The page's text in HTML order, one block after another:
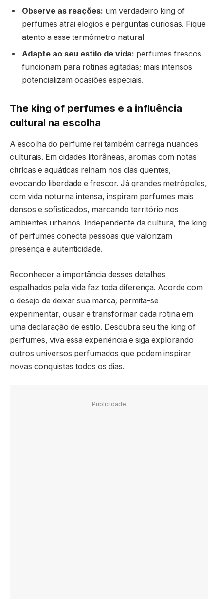
Observe as reações: um verdadeiro king of
perfumes atrai elogios e perguntas curiosas. Fique
atento a esse termômetro natural.
Adapte ao seu estilo de vida: perfumes frescos
funcionam para rotinas agitadas; mais intensos
potencializam ocasiões especiais.
The king of perfumes e a influência
cultural na escolha
A escolha do perfume rei também carrega nuances
culturais. Em cidades litorâneas, aromas com notas
cítricas e aquáticas reinam nos dias quentes,
evocando liberdade e frescor. Já grandes metrópoles,
com vida noturna intensa, inspiram perfumes mais
densos e sofisticados, marcando território nos
ambientes urbanos. Independente da cultura, the king
of perfumes conecta pessoas que valorizam
presença e autenticidade.
Reconhecer a importância desses detalhes
espalhados pela vida faz toda diferença. Acorde com
o desejo de deixar sua marca; permita-se
experimentar, ousar e transformar cada rotina em
uma declaração de estilo. Descubra seu the king of
perfumes, viva essa experiência e siga explorando
outros universos perfumados que podem inspirar
novas conquistas todos os dias.
Publicidade